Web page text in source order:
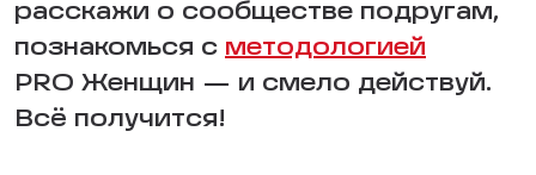
расскажи о сообществе подругам,
познакомься с методологией
PRO Женщин — и смело действуй.
Всё получится!